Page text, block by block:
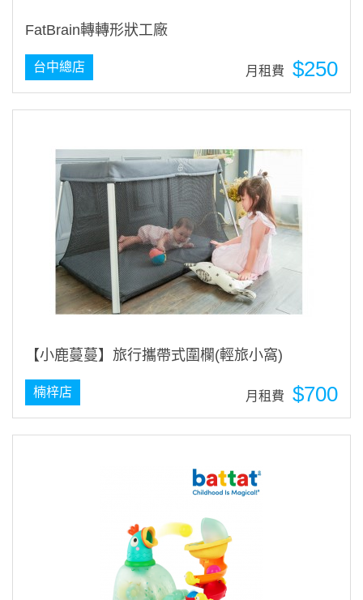
FatBrain轉轉形狀工廠
$250
月租費
台中總店
【小鹿蔓蔓】旅行攜帶式圍欄(輕旅小窩)
$700
月租費
楠梓店